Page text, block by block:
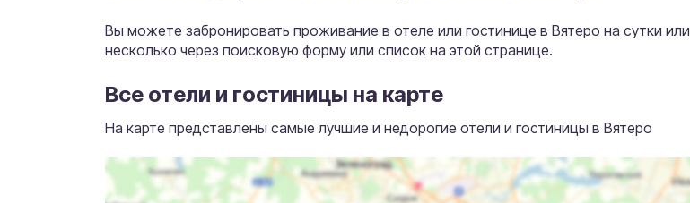
Вы можете забронировать проживание в отеле или гостинице в Вятеро на сутки или
несколько через поисковую форму или список на этой странице.
Все отели и гостиницы на карте
На карте представлены самые лучшие и недорогие отели и гостиницы в Вятеро